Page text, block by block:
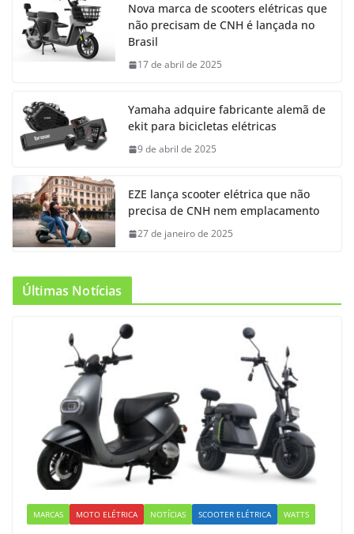
Nova marca de scooters elétricas que
não precisam de CNH é lançada no
Brasil
17 de abril de 2025
Yamaha adquire fabricante alemã de
ekit para bicicletas elétricas
9 de abril de 2025
EZE lança scooter elétrica que não
precisa de CNH nem emplacamento
27 de janeiro de 2025
Últimas Notícias
MARCAS MOTO ELÉTRICA NOTÍCIAS SCOOTER ELÉTRICA WATTS